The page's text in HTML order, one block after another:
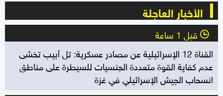
الأخبار العاجلة
l قبل 1 ساعة
القناة 12 الإسرائيلية عن مصادر عسكرية: تل أبيب تخشى
عدم كفاية القوة متعددة الجنسيات للسيطرة على مناطق
انسحاب الجيش الإسرائيلي في غزة